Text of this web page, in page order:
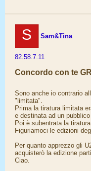
S Sam&Tina
82.58.7.11
Concordo con te
Sono anche io contrario
"limitata".
Prima la tiratura limitata
e destinata ad un
Poi è subentrata la
Figuriamoci le edizioni
Per quanto apprezzo gli
acquisterò la edizione
Ciao.